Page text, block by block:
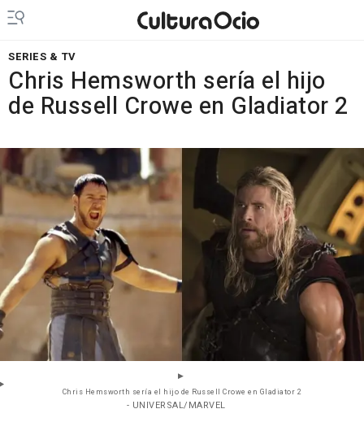
SERIES & TV
Chris Hemsworth sería el hijo
de Russell Crowe en Gladiator 2
Chris Hemsworth sería el hijo de Russell Crowe en Gladiator 2
- UNIVERSAL/MARVEL